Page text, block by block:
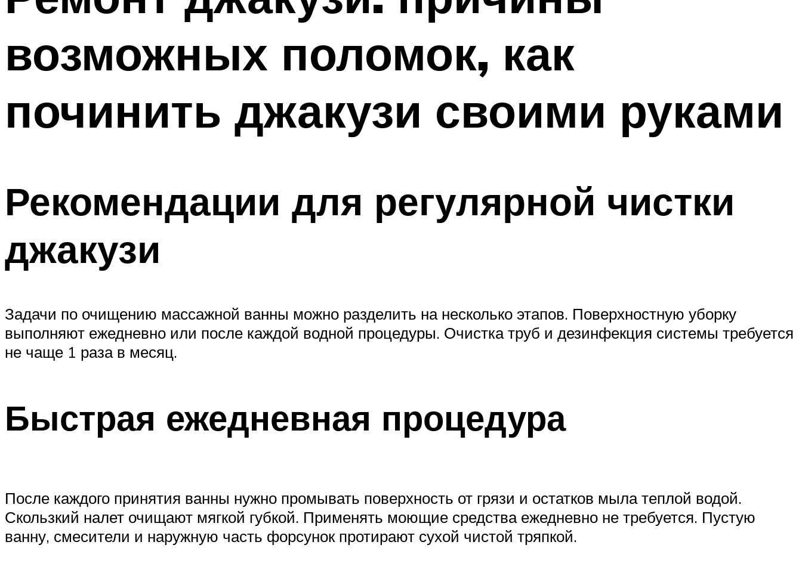
возможных поломок, как
починить джакузи своими руками
Рекомендации для регулярной чистки
джакузи
Задачи по очищению массажной ванны можно разделить на несколько этапов. Поверхностную уборку
выполняют ежедневно или после каждой водной процедуры. Очистка труб и дезинфекция системы требуется
не чаще 1 раза в месяц.
Быстрая ежедневная процедура
После каждого принятия ванны нужно промывать поверхность от грязи и остатков мыла теплой водой.
Скользкий налет очищают мягкой губкой. Применять моющие средства ежедневно не требуется. Пустую
ванну, смесители и наружную часть форсунок протирают сухой чистой тряпкой.